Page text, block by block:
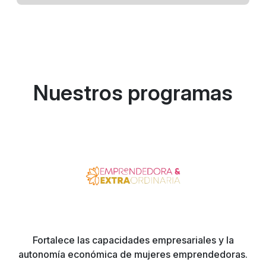
Nuestros programas
Fortalece las capacidades empresariales y la
autonomía económica de mujeres emprendedoras.